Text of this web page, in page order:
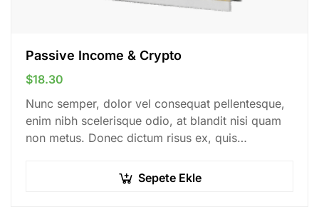
Passive Income & Crypto
$18.30
Nunc semper, dolor vel consequat pellentesque,
enim nibh scelerisque odio, at blandit nisi quam
non metus. Donec dictum risus ex, quis
Sepete Ekle